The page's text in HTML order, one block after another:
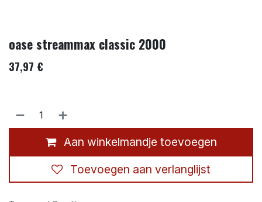
oase streammax classic 2000
37,97 €
Aan winkelmandje toevoegen
Toevoegen aan verlanglijst